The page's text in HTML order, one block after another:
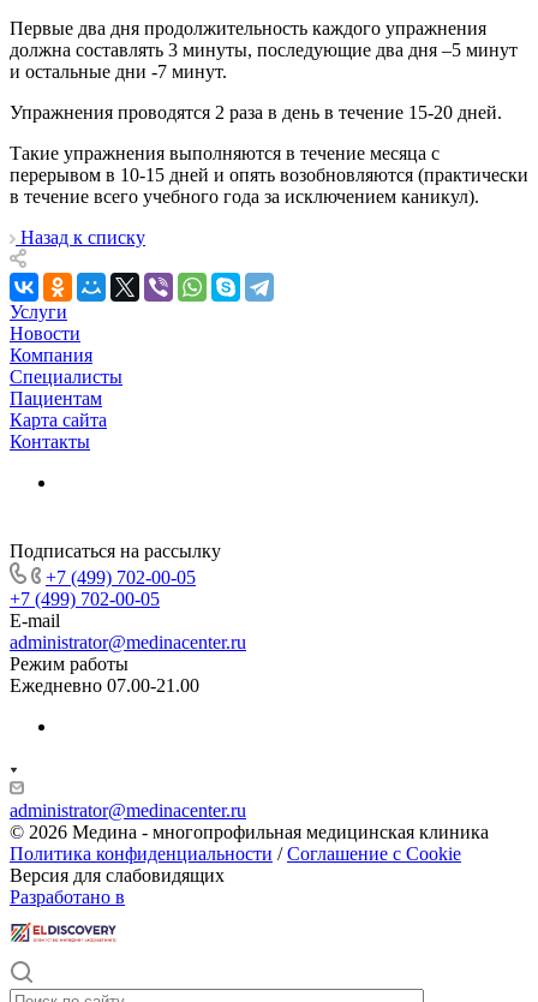
Первые два дня продолжительность каждого упражнения
должна составлять 3 минуты, последующие два дня –5 минут
и остальные дни -7 минут.
Упражнения проводятся 2 раза в день в течение 15-20 дней.
Такие упражнения выполняются в течение месяца с
перерывом в 10-15 дней и опять возобновляются (практически
в течение всего учебного года за исключением каникул).
Назад к списку
Услуги
Новости
Компания
Специалисты
Пациентам
Карта сайта
Контакты
Подписаться на рассылку
+7 (499) 702-00-05
+7 (499) 702-00-05
E-mail
administrator@medinacenter.ru
Режим работы
Ежедневно 07.00-21.00
administrator@medinacenter.ru
© 2026 Медина - многопрофильная медицинская клиника
Политика конфиденциальности /Соглашение с Cookie
Версия для слабовидящих
Разработано в